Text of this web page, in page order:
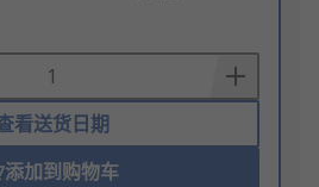
看送货日期
添加到购物车